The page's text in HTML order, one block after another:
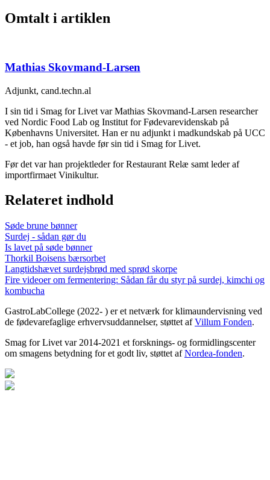
Omtalt i artiklen
Mathias Skovmand-Larsen
Adjunkt, cand.techn.al
I sin tid i Smag for Livet var Mathias Skovmand-Larsen researcher
ved Nordic Food Lab og Institut for Fødevarevidenskab på
Københavns Universitet. Han er nu adjunkt i madkundskab på UCC
- et job, han også havde før sin tid i Smag for Livet.
Før det var han projektleder for Restaurant Relæ samt leder af
importfirmaet Vinikultur.
Relateret indhold
Søde brune bønner
Surdej - sådan gør du
Is lavet på søde bønner
Thorkil Boisens bærsorbet
Langtidshævet surdejsbrød med sprød skorpe
Fire videoer om fermentering: Sådan får du styr på surdej, kimchi og
kombucha
GastroLabCollege (2022- ) er et netværk for klimaundervisning ved
de fødevarefaglige erhvervsuddannelser, støttet afVillum Fonden.
Smag for Livet var 2014-2021 et forsknings- og formidlingscenter
om smagens betydning for et godt liv, støttet afNordea-fonden.